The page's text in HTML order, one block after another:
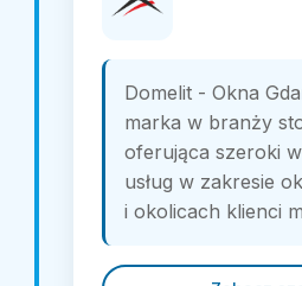
Domelit - Okna
marka w branży
oferująca szeroki
usług w zakresie
i okolicach klienci